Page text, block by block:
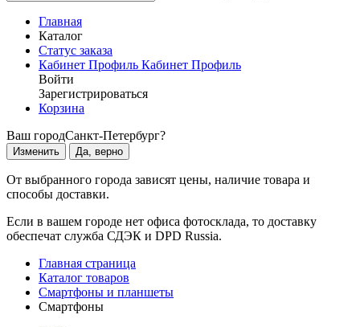
Главная
Каталог
Статус заказа
Кабинет Профиль Кабинет Профиль
Войти
Зарегистрироваться
Корзина
Ваш городСанкт-Петербург?
Изменить Да, верно
От выбранного города зависят цены, наличие товара и
способы доставки.
Если в вашем городе нет офиса фотосклада, то доставку
обеспечат служба СДЭК и DPD Russia.
Главная страница
Каталог товаров
Смартфоны и планшеты
Смартфоны